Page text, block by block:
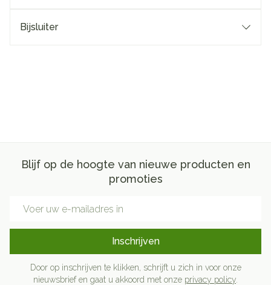
Bijsluiter
Blijf op de hoogte van nieuwe producten en
promoties
Inschrijven
Door op inschrijven te klikken, schrijft u zich in voor onze
nieuwsbrief en gaat u akkoord met onze privacy policy